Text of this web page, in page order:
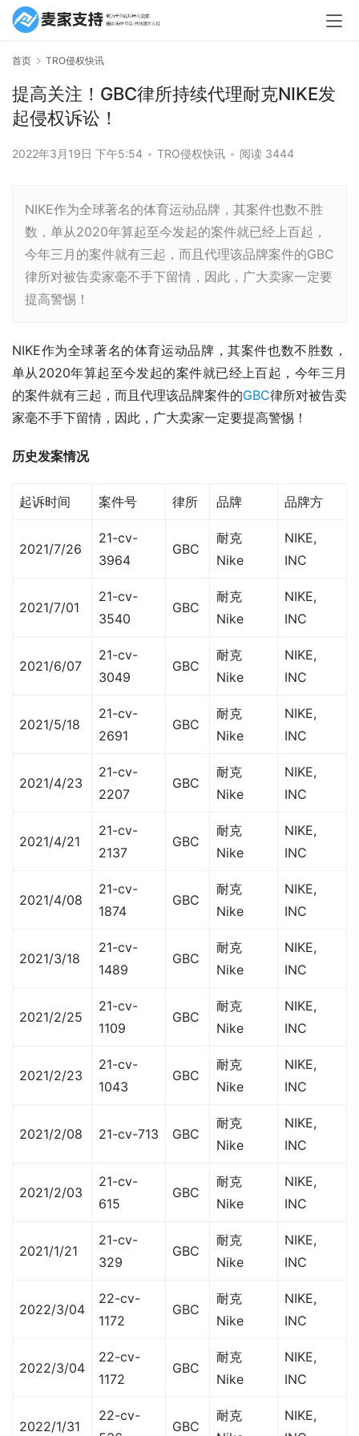
首页 TRO侵权快讯
提高关注！GBC律所持续代理耐克NIKE发
起侵权诉讼！
2022年3月19日 下午5:54 • TRO侵权快讯 • 阅读 3444
NIKE作为全球著名的体育运动品牌，其案件也数不胜
数，单从2020年算起至今发起的案件就已经上百起，
今年三月的案件就有三起，而且代理该品牌案件的GBC
律所对被告卖家毫不手下留情，因此，广大卖家一定要
提高警惕！
NIKE作为全球著名的体育运动品牌，其案件也数不胜数，
单从2020年算起至今发起的案件就已经上百起，今年三月
的案件就有三起，而且代理该品牌案件的GBC律所对被告卖
家毫不手下留情，因此，广大卖家一定要提高警惕！
历史发案情况
起诉时间 案件号 律所 品牌 品牌方
2021/7/26
21-cv-
3964
GBC
耐克
Nike
NIKE,
INC
2021/7/01
21-cv-
3540
GBC
耐克
Nike
NIKE,
INC
2021/6/07
21-cv-
3049
GBC
耐克
Nike
NIKE,
INC
2021/5/18
21-cv-
2691
GBC
耐克
Nike
NIKE,
INC
2021/4/23
21-cv-
2207
GBC
耐克
Nike
NIKE,
INC
2021/4/21
21-cv-
2137
GBC
耐克
Nike
NIKE,
INC
2021/4/08
21-cv-
1874
GBC
耐克
Nike
NIKE,
INC
2021/3/18
21-cv-
1489
GBC
耐克
Nike
NIKE,
INC
2021/2/25
21-cv-
1109
GBC
耐克
Nike
NIKE,
INC
2021/2/23
21-cv-
1043
GBC
耐克
Nike
NIKE,
INC
2021/2/08 21-cv-713 GBC
耐克
Nike
NIKE,
INC
2021/2/03
21-cv-
615
GBC
耐克
Nike
NIKE,
INC
2021/1/21
21-cv-
329
GBC
耐克
Nike
NIKE,
INC
2022/3/04
22-cv-
1172
GBC
耐克
Nike
NIKE,
INC
2022/3/04
22-cv-
1172
GBC
耐克
Nike
NIKE,
INC
2022/1/31
22-cv-
GBC
耐克
NIKE,